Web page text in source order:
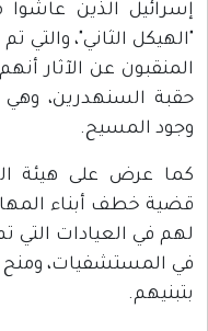
"الهيكل الثاني"، والتي
المنقبون عن الآثار
حقبة السنهدرين، وهي
وجود المسيح.
كما عرض على هيئة
قضية خطف أبناء
لهم في العيادات
في المستشفيات، ومنح
بتبنيهم.